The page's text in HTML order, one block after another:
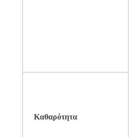
Καθαρότητα